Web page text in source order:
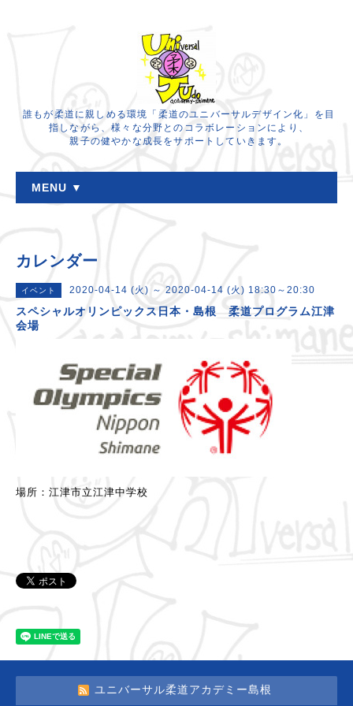
誰もが柔道に親しめる環境「柔道のユニバーサルデザイン化」を目
指しながら、様々な分野とのコラボレーションにより、
親子の健やかな成長をサポートしていきます。
MENU ▼
カレンダー
イベント 2020-04-14 (火) ～ 2020-04-14 (火) 18:30～20:30
スペシャルオリンピックス日本・島根 柔道プログラム江津
会場
場所：江津市立江津中学校
ユニバーサル柔道アカデミー島根